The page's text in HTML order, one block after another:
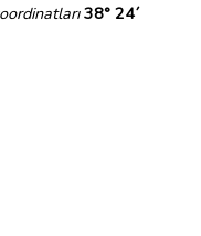
38° 24´